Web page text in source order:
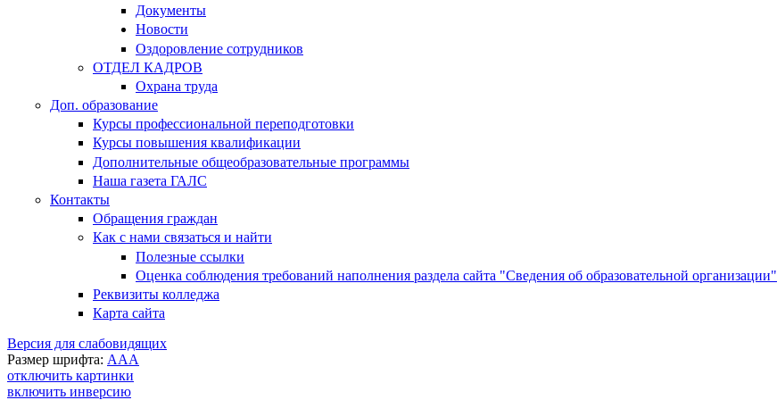
Документы
Новости
Оздоровление сотрудников
ОТДЕЛ КАДРОВ
Охрана труда
Доп. образование
Курсы профессиональной переподготовки
Курсы повышения квалификации
Дополнительные общеобразовательные программы
Наша газета ГАЛС
Контакты
Обращения граждан
Как с нами связаться и найти
Полезные ссылки
Оценка соблюдения требований наполнения раздела сайта "Сведения об образовательной организации"
Реквизиты колледжа
Карта сайта
Версия для слабовидящих
Размер шрифта: AAA
отключить картинки
включить инверсию